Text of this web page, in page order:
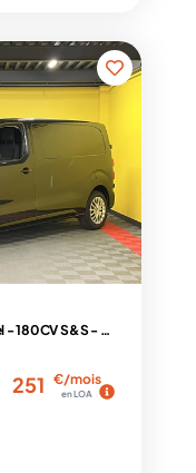
Fourgon Taille M 2.2 Diesel - 180CV S&S - BV EAT8 III en stock 10km
251 €/mois
en LOA